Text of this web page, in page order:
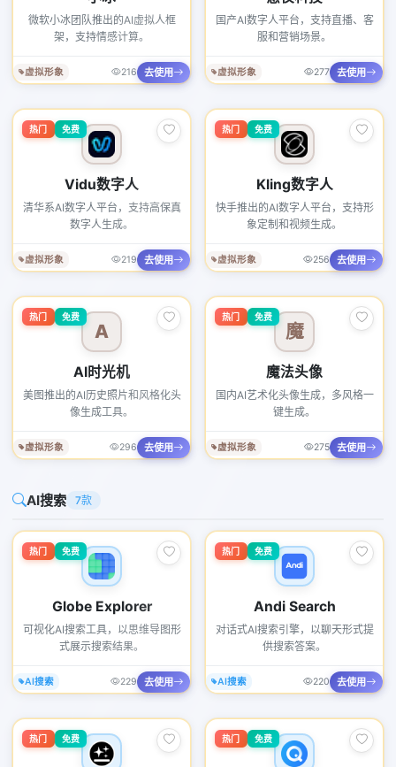
微软小冰团队推出的AI虚拟人框
架，支持情感计算。
虚拟形象 216 去使用
国产AI数字人平台，支持直播、客
服和营销场景。
虚拟形象 277 去使用
热门 免费
Vidu数字人
清华系AI数字人平台，支持高保真
数字人生成。
虚拟形象 219 去使用
热门 免费
Kling数字人
快手推出的AI数字人平台，支持形
象定制和视频生成。
虚拟形象 256 去使用
A
热门 免费
AI时光机
美图推出的AI历史照片和风格化头
像生成工具。
虚拟形象 296 去使用
魔
热门 免费
魔法头像
国内AI艺术化头像生成，多风格一
键生成。
虚拟形象 275 去使用
AI搜索 7款
热门 免费
Globe Explorer
可视化AI搜索工具，以思维导图形
式展示搜索结果。
AI搜索 229 去使用
热门 免费
Andi Search
对话式AI搜索引擎，以聊天形式提
供搜索答案。
AI搜索 220 去使用
热门 免费 热门 免费